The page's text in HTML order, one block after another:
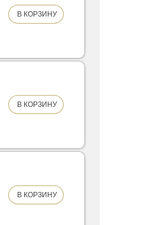
В КОРЗИНУ
В КОРЗИНУ
В КОРЗИНУ